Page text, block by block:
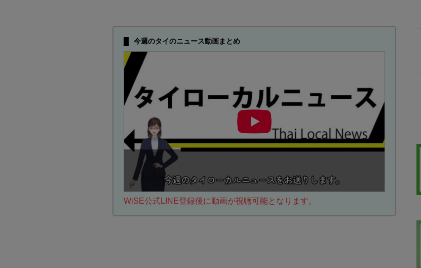
今週のタイのニュース動画まとめ
WiSE公式LINE登録後に動画が視聴可能となります。